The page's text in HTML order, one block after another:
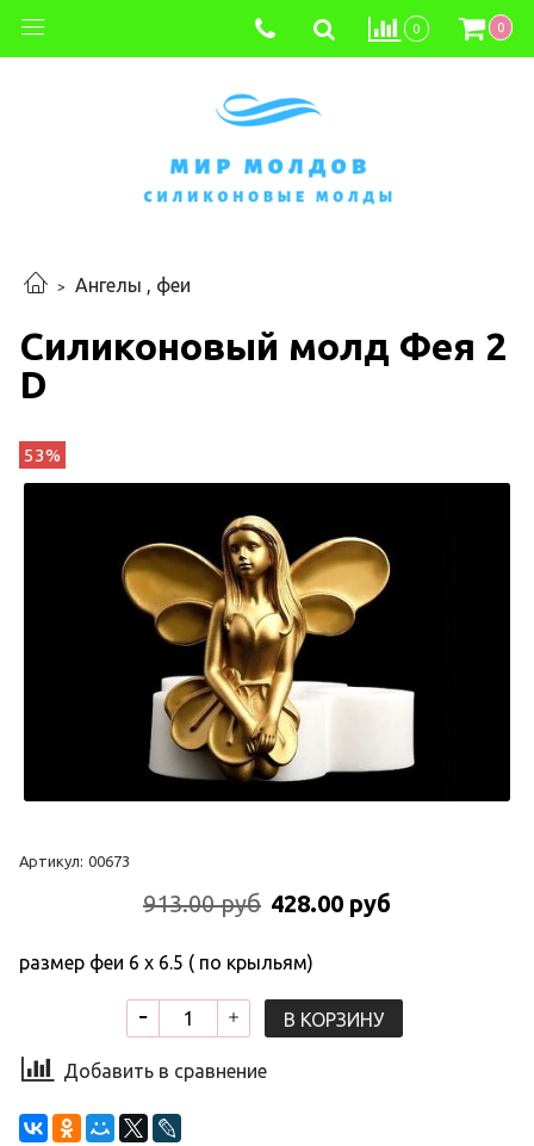
0 0
Ангелы , феи
Силиконовый молд Фея 2
D
53%
Артикул: 00673
913.00 руб 428.00 руб
размер феи 6 х 6.5 ( по крыльям)
В КОРЗИНУ
Добавить в сравнение